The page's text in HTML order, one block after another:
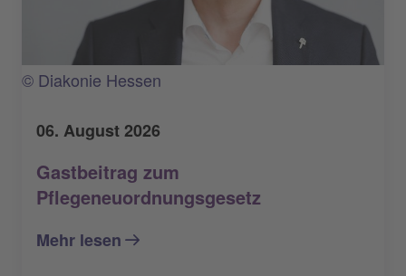
© Diakonie Hessen
06. August 2026
Gastbeitrag zum
Pflegeneuordnungsgesetz
Mehr lesen